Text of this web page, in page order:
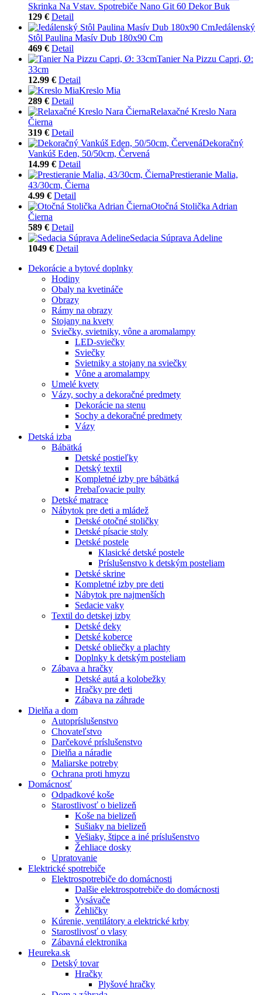
Skrinka Na Vstav. Spotrebiče Nano Git 60 Dekor Buk
129 € Detail
Jedálenský
Stôl Paulina Masív Dub 180x90 Cm
469 € Detail
Tanier Na Pizzu Capri, Ø:
33cm
12.99 € Detail
Kreslo Mia
289 € Detail
Relaxačné Kreslo Nara
Čierna
319 € Detail
Dekoračný
Vankúš Eden, 50/50cm, Červená
14.99 € Detail
Prestieranie Malia,
43/30cm, Čierna
4.99 € Detail
Otočná Stolička Adrian
Čierna
589 € Detail
Sedacia Súprava Adeline
1049 € Detail
Dekorácie a bytové doplnky
Hodiny
Obaly na kvetináče
Obrazy
Rámy na obrazy
Stojany na kvety
Sviečky, svietniky, vône a aromalampy
LED-sviečky
Sviečky
Svietniky a stojany na sviečky
Vône a aromalampy
Umelé kvety
Vázy, sochy a dekoračné predmety
Dekorácie na stenu
Sochy a dekoračné predmety
Vázy
Detská izba
Bábätká
Detské postieľky
Detský textil
Kompletné izby pre bábätká
Prebaľovacie pulty
Detské matrace
Nábytok pre deti a mládež
Detské otočné stoličky
Detské písacie stoly
Detské postele
Klasické detské postele
Príslušenstvo k detským posteliam
Detské skrine
Kompletné izby pre deti
Nábytok pre najmenších
Sedacie vaky
Textil do detskej izby
Detské deky
Detské koberce
Detské obliečky a plachty
Doplnky k detským posteliam
Zábava a hračky
Detské autá a kolobežky
Hračky pre deti
Zábava na záhrade
Dielňa a dom
Autopríslušenstvo
Chovateľstvo
Darčekové príslušenstvo
Dielňa a náradie
Maliarske potreby
Ochrana proti hmyzu
Domácnosť
Odpadkové koše
Starostlivosť o bielizeň
Koše na bielizeň
Sušiaky na bielizeň
Vešiaky, štipce a iné príslušenstvo
Žehliace dosky
Upratovanie
Elektrické spotrebiče
Elektrospotrebiče do domácnosti
Dalšie elektrospotrebiče do domácnosti
Vysávače
Žehličky
Kúrenie, ventilátory a elektrické krby
Starostlivosť o vlasy
Zábavná elektronika
Heureka.sk
Detský tovar
Hračky
Plyšové hračky